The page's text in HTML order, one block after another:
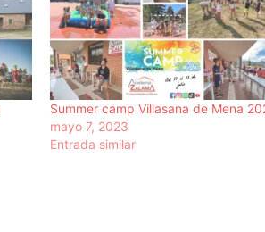
Summer camp Villasana de Mena
mayo 7, 2023
Entrada similar